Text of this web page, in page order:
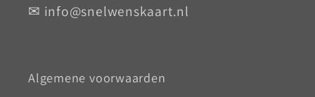
✉ info@snelwenskaart.nl
Algemene voorwaarden